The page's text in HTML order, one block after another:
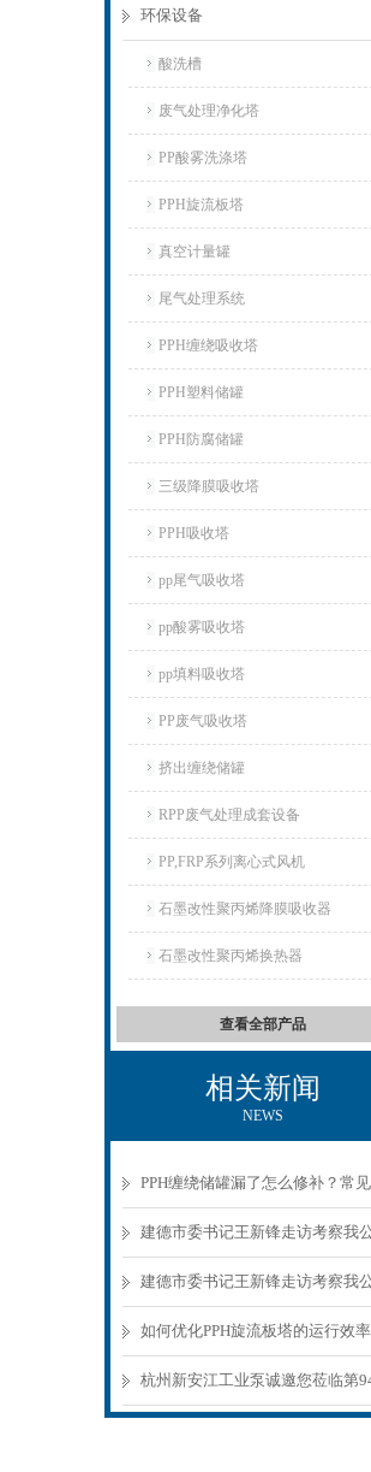
环保设备
酸洗槽
废气处理净化塔
PP酸雾洗涤塔
PPH旋流板塔
真空计量罐
尾气处理系统
PPH缠绕吸收塔
PPH塑料储罐
PPH防腐储罐
三级降膜吸收塔
PPH吸收塔
pp尾气吸收塔
pp酸雾吸收塔
pp填料吸收塔
PP废气吸收塔
挤出缠绕储罐
RPP废气处理成套设备
PP,FRP系列离心式风机
石墨改性聚丙烯降膜吸收器
石墨改性聚丙烯换热器
查看全部产品
相关新闻
NEWS
PPH缠绕储罐漏了怎么修补？常
原因与低成本修复方法
建德市委书记王新锋走访考察我
杭州新安江工业泵有限公司
建德市委书记王新锋走访考察我
如何优化PPH旋流板塔的运行效
料层设计、风量控制的实操指南
杭州新安江工业泵诚邀您莅临第